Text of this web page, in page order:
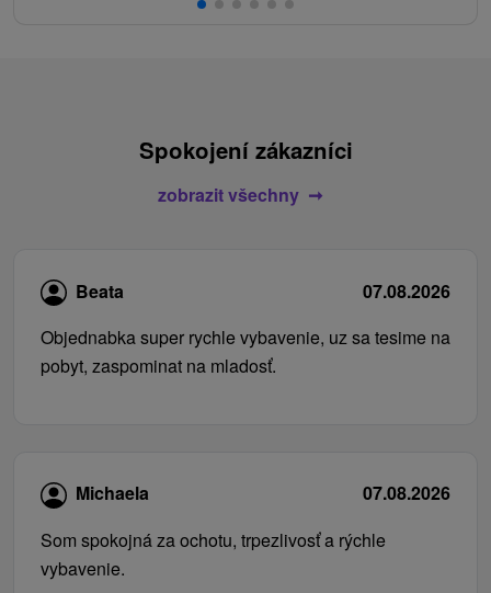
Spokojení zákazníci
zobrazit všechny
Beata
07.08.2026
Objednabka super rychle vybavenie, uz sa tesime na
pobyt, zaspominat na mladosť.
Michaela
07.08.2026
Som spokojná za ochotu, trpezlivosť a rýchle
vybavenie.